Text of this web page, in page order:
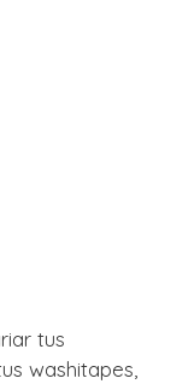
tus
washitapes,